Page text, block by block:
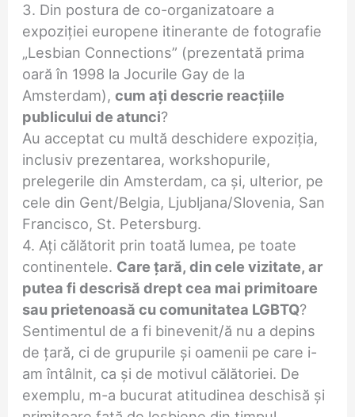
3. Din postura de co-organizatoare a
expoziției europene itinerante de fotografie
„Lesbian Connections” (prezentată prima
oară în 1998 la Jocurile Gay de la
Amsterdam),cum ați descrie reacțiile
publicului de atunci?
Au acceptat cu multă deschidere expoziția,
inclusiv prezentarea, workshopurile,
prelegerile din Amsterdam, ca și, ulterior, pe
cele din Gent/Belgia, Ljubljana/Slovenia, San
Francisco, St. Petersburg.
4. Ați călătorit prin toată lumea, pe toate
continentele. Care țară, din cele vizitate, ar
putea fi descrisă drept cea mai primitoare
sau prietenoasă cu comunitatea LGBTQ?
Sentimentul de a fi binevenit/ă nu a depins
de țară, ci de grupurile și oamenii pe care i-
am întâlnit, ca și de motivul călătoriei. De
exemplu, m-a bucurat atitudinea deschisă și